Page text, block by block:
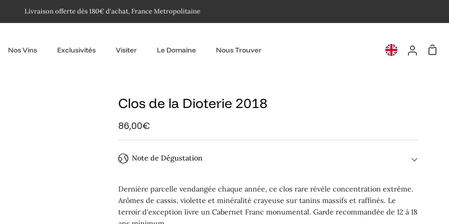
Livraison offerte dès 180€ d'achat, France Metropolitaine
Nos Vins Exclusivités Visiter Le Domaine Nous Trouver
Mon
Clos de la Dioterie 2018
86,00€
Note de Dégustation
Dernière parcelle vendangée chaque année, ce clos rare révèle concentration extrême.
Arômes de cassis, violette et minéralité crayeuse sur tanins massifs et raffinés. Le
terroir d'exception livre un Cabernet Franc monumental. Garde recommandée de 12 à 18